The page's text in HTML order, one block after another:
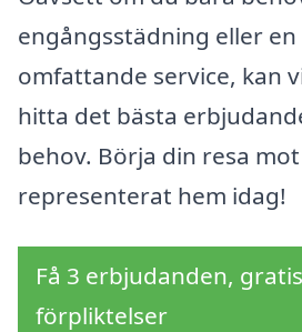
engångsstädning eller
omfattande service, kan
hitta det bästa
behov. Börja din resa
representerat hem idag!
Få 3 erbjudanden,
förpliktelser